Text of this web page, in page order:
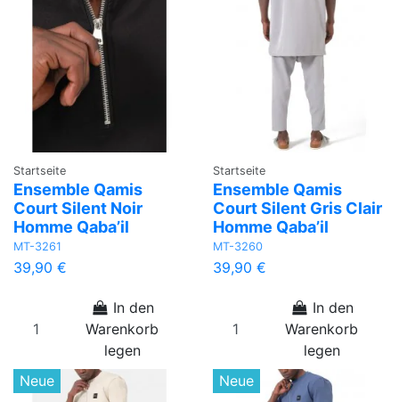
Startseite
Ensemble Qamis
Court Silent Noir
Homme Qaba’il
MT-3261
39,90 €
In den
Warenkorb
legen
Startseite
Ensemble Qamis
Court Silent Gris Clair
Homme Qaba’il
MT-3260
39,90 €
In den
Warenkorb
legen
Neue
Neue